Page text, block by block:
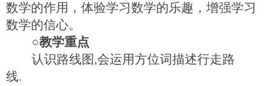
数学的作用，体验学习数学的乐趣，增强学习
数学的信心。
○教学重点
认识路线图,会运用方位词描述行走路
线.